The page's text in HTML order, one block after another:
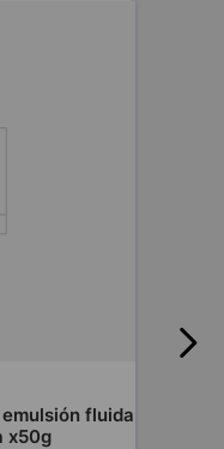
fluida
x50g